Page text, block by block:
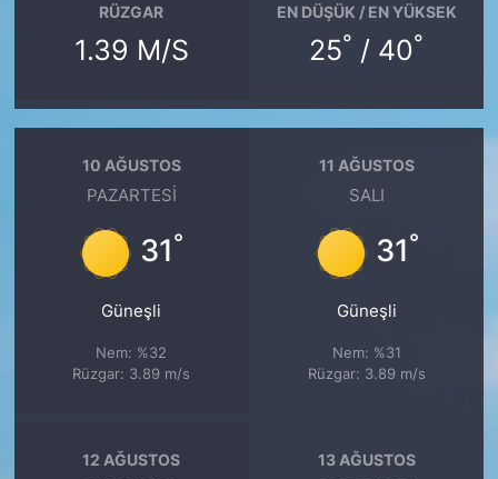
RÜZGAR
1.39 M/S
EN DÜŞÜK / EN YÜKSEK
25° / 40°
10 AĞUSTOS
PAZARTESI
31°
Güneşli
Nem: %32
Rüzgar: 3.89 m/s
11 AĞUSTOS
SALI
31°
Güneşli
Nem: %31
Rüzgar: 3.89 m/s
12 AĞUSTOS 13 AĞUSTOS